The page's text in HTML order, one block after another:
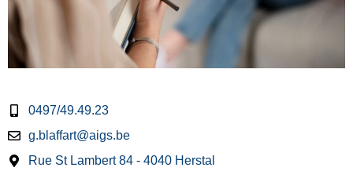
0497/49.49.23
g.blaffart@aigs.be
Rue St Lambert 84 - 4040 Herstal